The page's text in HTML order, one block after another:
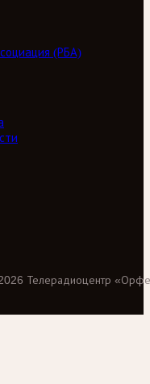
(РБА)
Телерадиоцентр